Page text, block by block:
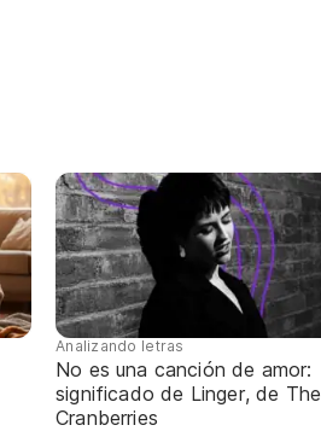
Analizando letras
No es una canción de amor:
significado de Linger, de The
Cranberries